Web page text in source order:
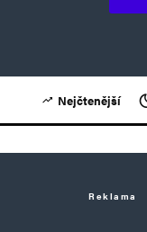
Nejčtenější
Reklama